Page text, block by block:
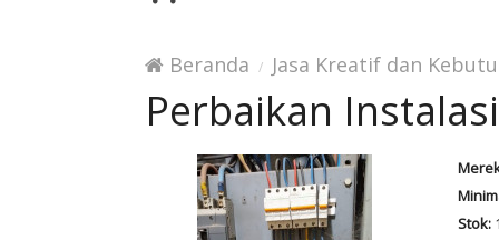
Beranda Jasa Kreatif dan
Perbaikan
Stok: